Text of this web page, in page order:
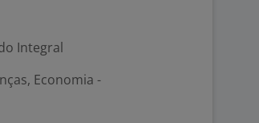
Integral
Economia -